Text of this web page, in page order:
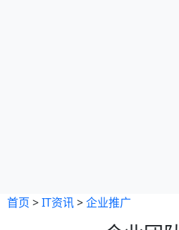
首页 >IT资讯>企业推广